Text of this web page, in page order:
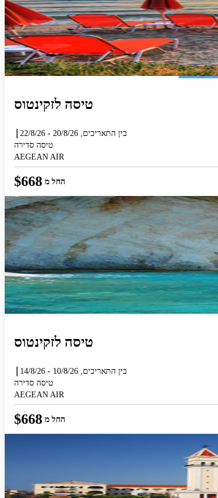
המראה מ
מוצגות לפני הכפתור
טיסה לזקינטוס
החל מ $668
בין התאריכים, -
22/8/26
טיסה סדירה
AEGEAN AIR
טיסה לזקינטוס
החל מ $668
בין התאריכים, -
14/8/26
טיסה סדירה
AEGEAN AIR